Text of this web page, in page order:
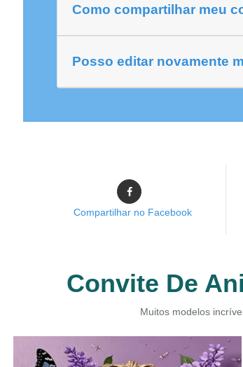
Como compartilhar meu
Posso editar novamente
Compartilhar no Facebook
Convite De
Muitos modelos